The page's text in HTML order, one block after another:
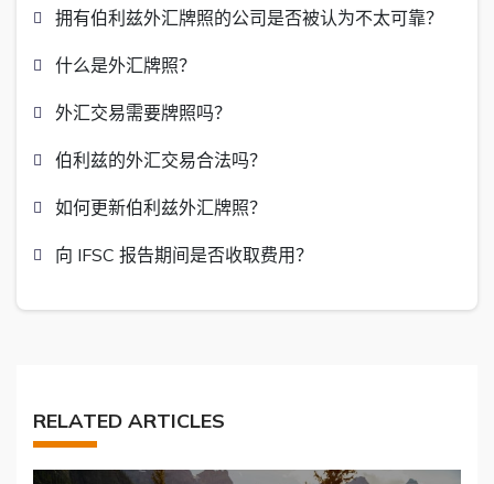
拥有伯利兹外汇牌照的公司是否被认为不太可靠？
什么是外汇牌照？
外汇交易需要牌照吗？
伯利兹的外汇交易合法吗？
如何更新伯利兹外汇牌照？
向 IFSC 报告期间是否收取费用？
RELATED ARTICLES